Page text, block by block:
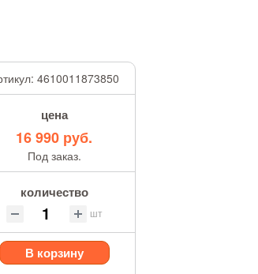
4610011873850
цена
16 990 руб.
Под заказ.
количество
шт
В корзину